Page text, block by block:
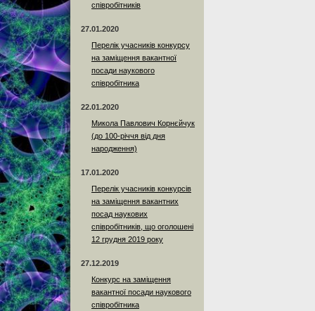
співробітників
27.01.2020
Перелік учасників конкурсу
на заміщення вакантної
посади наукового
співробітника
22.01.2020
Микола Павлович Корнєйчук
(до 100-річчя від дня
народження)
17.01.2020
Перелік учасників конкурсів
на заміщення вакантних
посад наукових
співробітників, що оголошені
12 грудня 2019 року
27.12.2019
Конкурс на заміщення
вакантної посади наукового
співробітника